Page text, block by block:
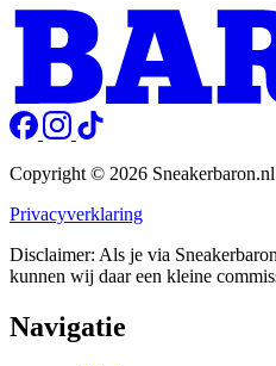
Copyright © 2026 Sneakerbaron.nl
Privacyverklaring
Disclaimer: Als je via
kunnen wij daar een kleine
Navigatie